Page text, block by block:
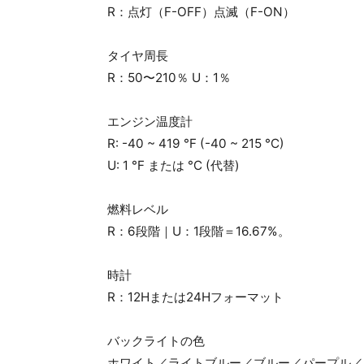
R：点灯（F-OFF）点滅（F-ON）
タイヤ周長
R：50〜210％ U：1％
エンジン温度計
R: -40 ~ 419 °F (-40 ~ 215 °C)
U: 1 °F または °C (代替)
燃料レベル
R：6段階｜U：1段階＝16.67%。
時計
R：12Hまたは24Hフォーマット
バックライトの色